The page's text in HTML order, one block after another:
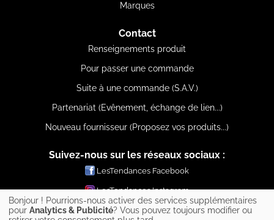
Marques
Contact
Renseignements produit
Pour passer une commande
Suite à une commande (S.A.V.)
Partenariat (Evênement, échange de lien...)
Nouveau fournisseur (Proposez vos produits...)
Suivez-nous sur les réseaux sociaux :
LesTendances Facebook
LesTendances Instagram
LesTendances Pinterest
Bonjour ! Pourrions-nous activer des services supplémentaires
pour Analytics & Publicité? Vous pouvez toujours modifier ou